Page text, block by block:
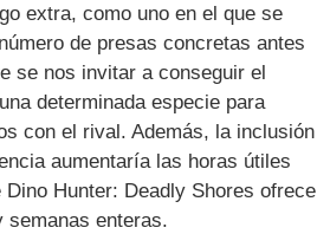
extra, como uno en el que se
de presas concretas antes
se nos invitar a conseguir el
determinada especie para
con el rival. Además, la inclusión
aumentaría las horas útiles
Dino Hunter: Deadly Shores ofrece
semanas enteras.